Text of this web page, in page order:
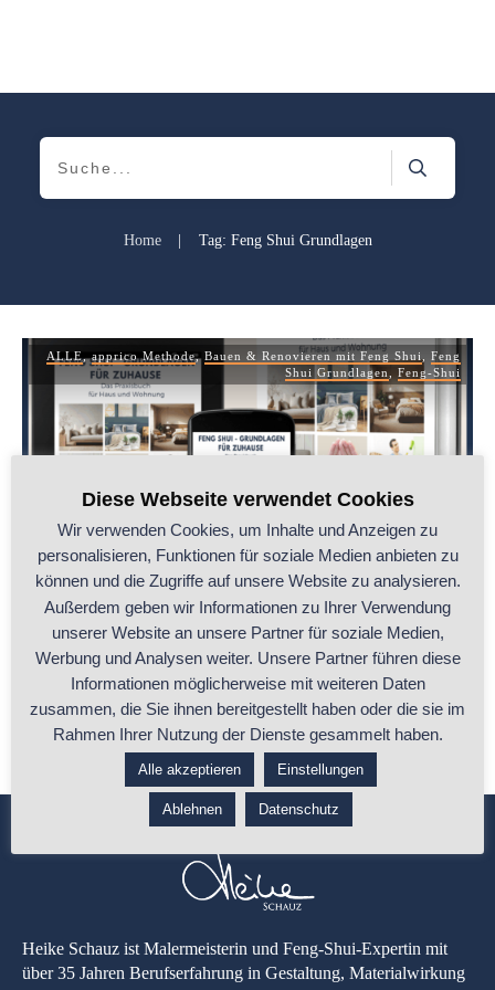
Home Tag: Feng Shui Grundlagen
ALLE,apprico Methode, Bauen & Renovieren mit Feng Shui
Feng
Shui Grundlagen
Feng-Shui
FENG SHUI GRUNDLAGEN FÜR ZUHAUSE –
Das Praxisbuch für Haus und Wohnung
Ich habe lange überlegt, ob ich das hier so offen schreiben soll – aber
...ganzen Beitrag lesen
Heike Schauz ist Malermeisterin und Feng-Shui-Expertin mit
über 35 Jahren Berufserfahrung in Gestaltung, Materialwirkung
Diese Webseite verwendet Cookies
Wir verwenden Cookies, um Inhalte und Anzeigen zu
personalisieren, Funktionen für soziale Medien anbieten zu
können und die Zugriffe auf unsere Website zu analysieren.
Außerdem geben wir Informationen zu Ihrer Verwendung
unserer Website an unsere Partner für soziale Medien,
Werbung und Analysen weiter. Unsere Partner führen diese
Informationen möglicherweise mit weiteren Daten
zusammen, die Sie ihnen bereitgestellt haben oder die sie im
Rahmen Ihrer Nutzung der Dienste gesammelt haben.
Alle akzeptieren Einstellungen
Ablehnen Datenschutz